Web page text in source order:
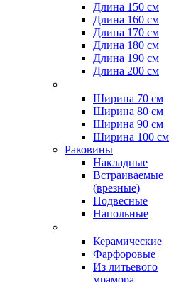
Длина 150 см
Длина 160 см
Длина 170 см
Длина 180 см
Длина 190 см
Длина 200 см
Ширина 70 см
Ширина 80 см
Ширина 90 см
Ширина 100 см
Раковины
Накладные
Встраиваемые
(врезные)
Подвесные
Напольные
Керамические
Фарфоровые
Из литьевого
мрамора